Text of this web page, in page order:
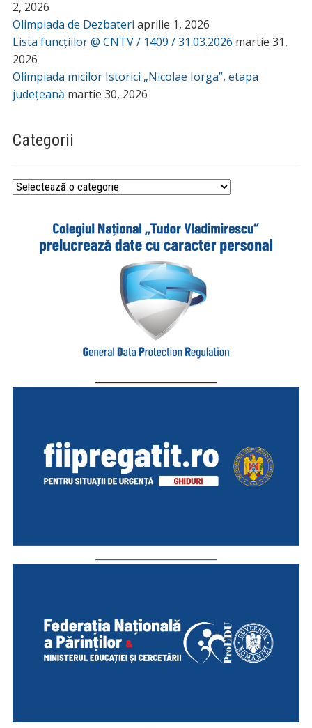
2, 2026
Olimpiada de Dezbateri aprilie 1, 2026
Lista funcțiilor @ CNTV / 1409 / 31.03.2026 martie 31,
2026
Olimpiada micilor Istorici „Nicolae Iorga”, etapa
județeană martie 30, 2026
Categorii
Categorii